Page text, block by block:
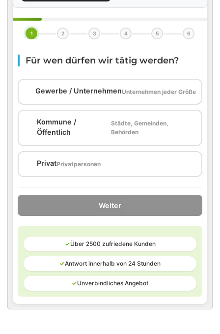
1 2 3 4 5 6
Für wen dürfen wir tätig werden?
Gewerbe / UnternehmenUnternehmen jeder Größe
Kommune /
Öffentlich
Städte, Gemeinden,
Behörden
PrivatPrivatpersonen
Weiter
✓Über 2500 zufriedene Kunden
✓Antwort innerhalb von 24 Stunden
✓Unverbindliches Angebot